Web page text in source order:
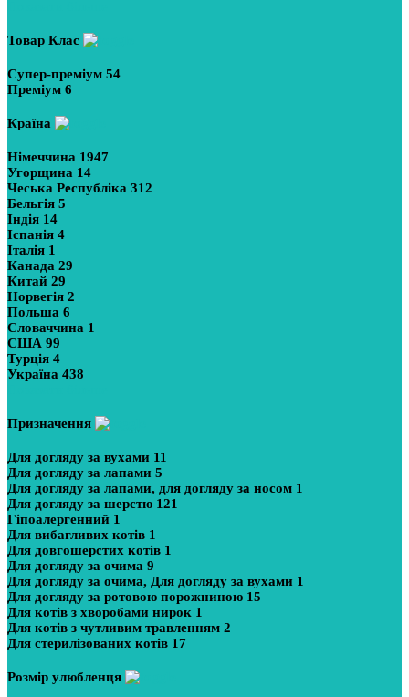
Товар Клас
Супер-преміум 54
Преміум 6
Країна
Німеччина 1947
Угорщина 14
Чеська Республіка 312
Бельгія 5
Індія 14
Іспанія 4
Італія 1
Канада 29
Китай 29
Норвегія 2
Польша 6
Словаччина 1
США 99
Турція 4
Україна 438
Призначення
Для догляду за вухами 11
Для догляду за лапами 5
Для догляду за лапами, для догляду за носом 1
Для догляду за шерстю 121
Гіпоалергенний 1
Для вибагливих котів 1
Для довгошерстих котів 1
Для догляду за очима 9
Для догляду за очима, Для догляду за вухами 1
Для догляду за ротовою порожниною 15
Для котів з хворобами нирок 1
Для котів з чутливим травленням 2
Для стерилізованих котів 17
Розмір улюбленця